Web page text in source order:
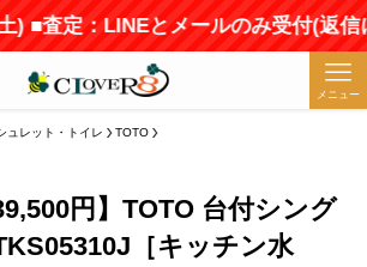
■査定：LINEとメールのみ受付(返信
メニュー
ュレット・トイレ TOTO
円】TOTO 台付シング
［キッチン水